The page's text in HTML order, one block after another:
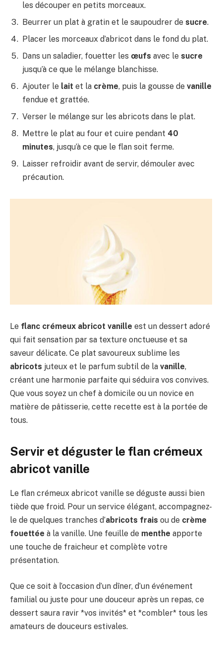
les découper en petits morceaux.
Beurrer un plat à gratin et le saupoudrer de sucre.
Placer les morceaux d’abricot dans le fond du plat.
Dans un saladier, fouetter les œufs avec le sucre
jusqu’à ce que le mélange blanchisse.
Ajouter le lait et la crème, puis la gousse de vanille
fendue et grattée.
Verser le mélange sur les abricots dans le plat.
Mettre le plat au four et cuire pendant 40
minutes, jusqu’à ce que le flan soit ferme.
Laisser refroidir avant de servir, démouler avec
précaution.
Le flanc crémeux abricot vanille est un dessert adoré
qui fait sensation par sa texture onctueuse et sa
saveur délicate. Ce plat savoureux sublime les
abricots juteux et le parfum subtil de la vanille,
créant une harmonie parfaite qui séduira vos convives.
Que vous soyez un chef à domicile ou un novice en
matière de pâtisserie, cette recette est à la portée de
tous.
Servir et déguster le flan crémeux
abricot vanille
Le flan crémeux abricot vanille se déguste aussi bien
tiède que froid. Pour un service élégant, accompagnez-
le de quelques tranches d’abricots frais ou de crème
fouettée à la vanille. Une feuille de menthe apporte
une touche de fraicheur et complète votre
présentation.
Que ce soit à l’occasion d’un dîner, d’un événement
familial ou juste pour une douceur après un repas, ce
dessert saura ravir *vos invités* et *combler* tous les
amateurs de douceurs estivales.